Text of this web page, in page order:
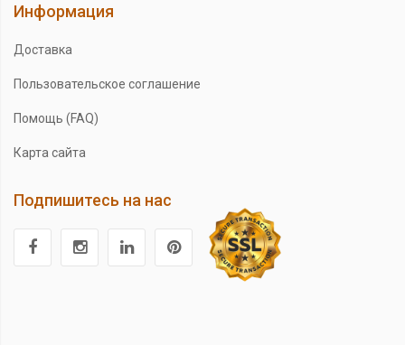
Информация
Доставка
Пользовательское соглашение
Помощь (FAQ)
Карта сайта
Подпишитесь на нас